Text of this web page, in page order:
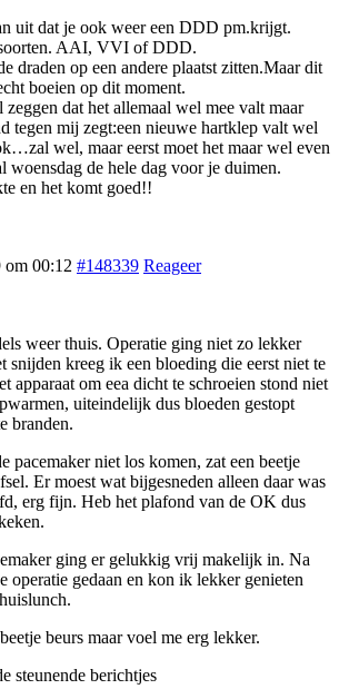
uit dat je ook weer een DDD pm.krijgt.
AAI, VVI of DDD.
draden op een andere plaatst zitten.Maar dit
boeien op dit moment.
dat het allemaal wel mee valt maar
tegen mij zegt:een nieuwe hartklep valt wel
wel, maar eerst moet het maar wel even
woensdag de hele dag voor je duimen.
en het komt goed!!
om 00:12 #148339 Reageer
weer thuis. Operatie ging niet zo lekker
snijden kreeg ik een bloeding die eerst niet te
apparaat om eea dicht te schroeien stond niet
uiteindelijk dus bloeden gestopt
branden.
pacemaker niet los komen, zat een beetje
Er moest wat bijgesneden alleen daar was
erg fijn. Heb het plafond van de OK dus
ging er gelukkig vrij makelijk in. Na
operatie gedaan en kon ik lekker genieten
beurs maar voel me erg lekker.
steunende berichtjes